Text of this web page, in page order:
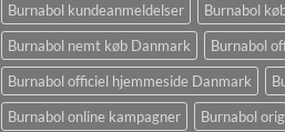
Burnabol kundeanmeldelser
Burnabol
Burnabol nemt køb Danmark
Burnabol
Burnabol officiel hjemmeside Danmark
Burnabol online kampagner
Burnabol